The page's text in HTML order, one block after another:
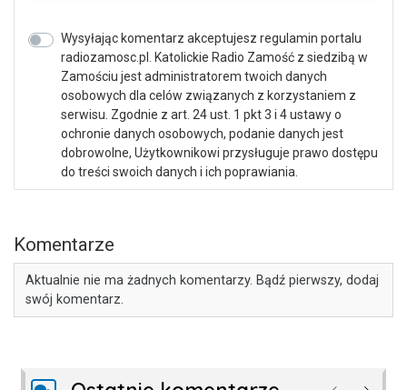
Wysyłając komentarz akceptujesz regulamin portalu
radiozamosc.pl. Katolickie Radio Zamość z siedzibą w
Zamościu jest administratorem twoich danych
osobowych dla celów związanych z korzystaniem z
serwisu. Zgodnie z art. 24 ust. 1 pkt 3 i 4 ustawy o
ochronie danych osobowych, podanie danych jest
dobrowolne, Użytkownikowi przysługuje prawo dostępu
do treści swoich danych i ich poprawiania.
Komentarze
Aktualnie nie ma żadnych komentarzy. Bądź pierwszy, dodaj
swój komentarz.